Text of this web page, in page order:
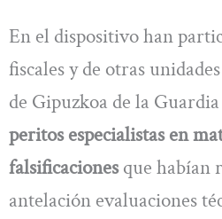
En el dispositivo han
fiscales y de otras
de Gipuzkoa de la
peritos especialistas en
falsificacionesque habían
antelación evaluaciones